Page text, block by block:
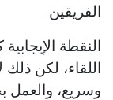
الفريقين.
النقطة
اللقاء، لكن
وسريع، والعمل